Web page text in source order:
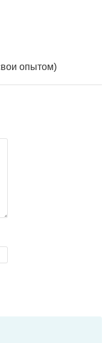
опытом)